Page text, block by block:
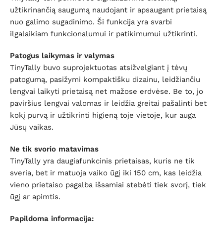
užtikrinančią saugumą naudojant ir apsaugant prietaisą
nuo galimo sugadinimo. Ši funkcija yra svarbi
ilgalaikiam funkcionalumui ir patikimumui užtikrinti.
Patogus laikymas ir valymas
TinyTally buvo suprojektuotas atsižvelgiant į tėvų
patogumą, pasižymi kompaktišku dizainu, leidžiančiu
lengvai laikyti prietaisą net mažose erdvėse. Be to, jo
paviršius lengvai valomas ir leidžia greitai pašalinti bet
kokį purvą ir užtikrinti higieną toje vietoje, kur auga
Jūsų vaikas.
Ne tik svorio matavimas
TinyTally yra daugiafunkcinis prietaisas, kuris ne tik
sveria, bet ir matuoja vaiko ūgį iki 150 cm, kas leidžia
vieno prietaiso pagalba išsamiai stebėti tiek svorį, tiek
ūgį ar apimtis.
Papildoma informacija: